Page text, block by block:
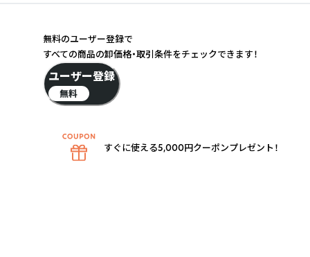
無料のユーザー登録で
すべての商品の卸価格・取引条件をチェックできます！
ユーザー登録
無料
すぐに使える5,000円クーポンプレゼント！